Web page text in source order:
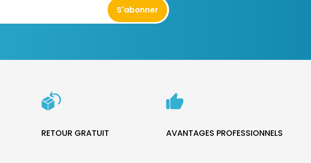
S'abonner
RETOUR GRATUIT AVANTAGES PROFESSIONNELS